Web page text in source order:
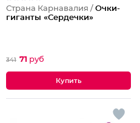
Страна Карнавалия / Очки-
гиганты «Сердечки»
341 71 руб